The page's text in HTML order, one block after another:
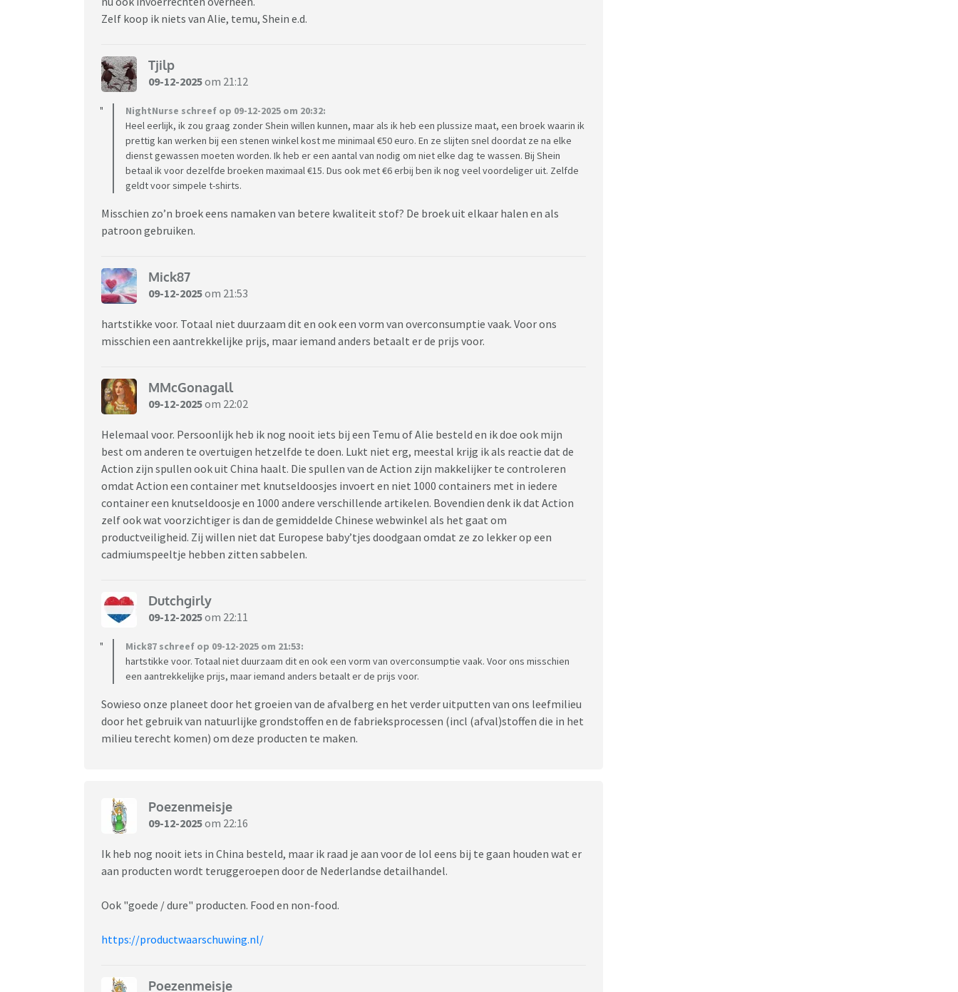
Zelf koop ik niets van Alie, temu, Shein e.d.
Tjilp
09-12-2025om 21:12
NightNurse schreef op 09-12-2025 om 20:32:
Heel eerlijk, ik zou graag zonder Shein willen kunnen, maar als ik heb een plussize maat, een broek waarin ik
prettig kan werken bij een stenen winkel kost me minimaal €50 euro. En ze slijten snel doordat ze na elke
dienst gewassen moeten worden. Ik heb er een aantal van nodig om niet elke dag te wassen. Bij Shein
betaal ik voor dezelfde broeken maximaal €15. Dus ook met €6 erbij ben ik nog veel voordeliger uit. Zelfde
geldt voor simpele t-shirts.
Misschien zo’n broek eens namaken van betere kwaliteit stof? De broek uit elkaar halen en als
patroon gebruiken.
Mick87
09-12-2025om 21:53
hartstikke voor. Totaal niet duurzaam dit en ook een vorm van overconsumptie vaak. Voor ons
misschien een aantrekkelijke prijs, maar iemand anders betaalt er de prijs voor.
MMcGonagall
09-12-2025om 22:02
Helemaal voor. Persoonlijk heb ik nog nooit iets bij een Temu of Alie besteld en ik doe ook mijn
best om anderen te overtuigen hetzelfde te doen. Lukt niet erg, meestal krijg ik als reactie dat de
Action zijn spullen ook uit China haalt. Die spullen van de Action zijn makkelijker te controleren
omdat Action een container met knutseldoosjes invoert en niet 1000 containers met in iedere
container een knutseldoosje en 1000 andere verschillende artikelen. Bovendien denk ik dat Action
zelf ook wat voorzichtiger is dan de gemiddelde Chinese webwinkel als het gaat om
productveiligheid. Zij willen niet dat Europese baby’tjes doodgaan omdat ze zo lekker op een
cadmiumspeeltje hebben zitten sabbelen.
Dutchgirly
09-12-2025om 22:11
Mick87 schreef op 09-12-2025 om 21:53:
hartstikke voor. Totaal niet duurzaam dit en ook een vorm van overconsumptie vaak. Voor ons misschien
een aantrekkelijke prijs, maar iemand anders betaalt er de prijs voor.
Sowieso onze planeet door het groeien van de afvalberg en het verder uitputten van ons leefmilieu
door het gebruik van natuurlijke grondstoffen en de fabrieksprocessen (incl (afval)stoffen die in het
milieu terecht komen) om deze producten te maken.
Poezenmeisje
09-12-2025om 22:16
Ik heb nog nooit iets in China besteld, maar ik raad je aan voor de lol eens bij te gaan houden wat er
aan producten wordt teruggeroepen door de Nederlandse detailhandel.
Ook "goede / dure" producten. Food en non-food.
https://productwaarschuwing.nl/
Poezenmeisje